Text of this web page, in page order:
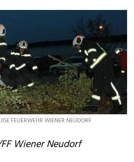
FEUERWEHR WIENER NEUDORF
Wiener Neudorf